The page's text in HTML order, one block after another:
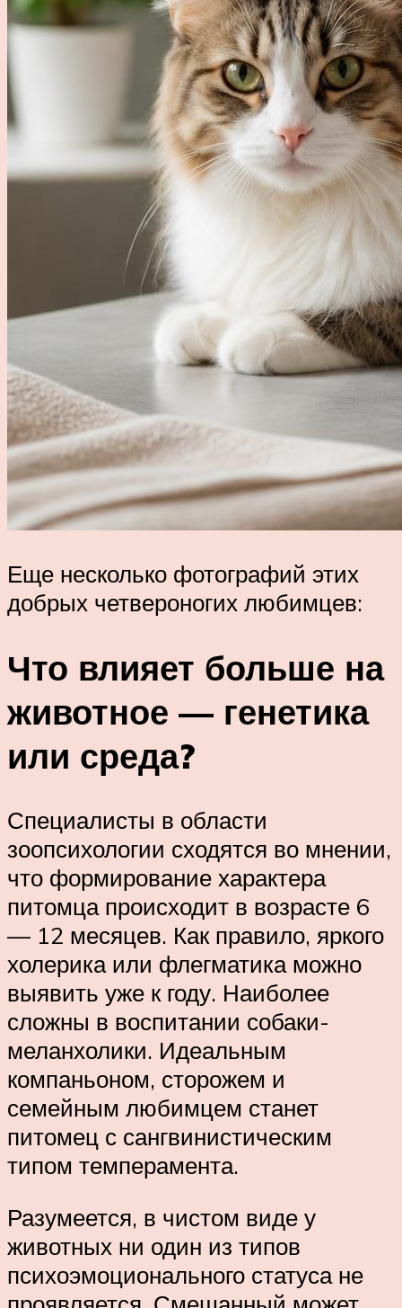
Еще несколько фотографий этих
добрых четвероногих любимцев:
Что влияет больше на
животное — генетика
или среда?
Специалисты в области
зоопсихологии сходятся во мнении,
что формирование характера
питомца происходит в возрасте 6
— 12 месяцев. Как правило, яркого
холерика или флегматика можно
выявить уже к году. Наиболее
сложны в воспитании собаки-
меланхолики. Идеальным
компаньоном, сторожем и
семейным любимцем станет
питомец с сангвинистическим
типом темперамента.
Разумеется, в чистом виде у
животных ни один из типов
психоэмоционального статуса не